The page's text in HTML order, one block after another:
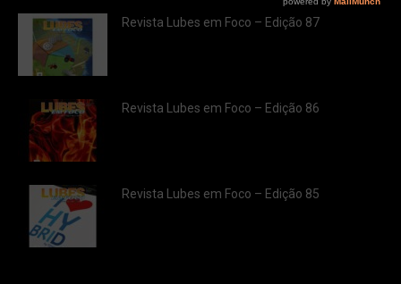
Revista Lubes em Foco – Edição 87
Revista Lubes em Foco – Edição 86
Revista Lubes em Foco – Edição 85